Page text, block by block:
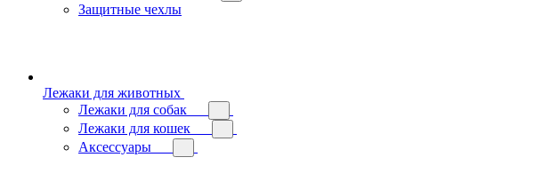
Защитные чехлы
Лежаки для животных
Лежаки для собак
Лежаки для кошек
Аксессуары